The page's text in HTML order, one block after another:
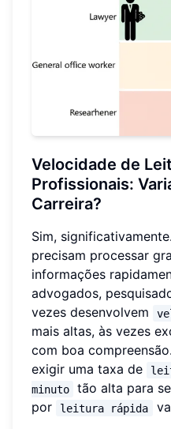
Velocidade de
Profissionais:
Carreira?
Sim,
precisam processar
informações
advogados,
vezes desenvolvem
mais altas, às vezes
com boa
exigir uma taxa de
minuto
tão alta para
por
leitura rápida